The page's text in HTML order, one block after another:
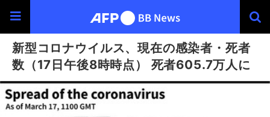
新型コロナウイルス、現在の感染者・死者
数（17日午後8時時点） 死者605.7万人に